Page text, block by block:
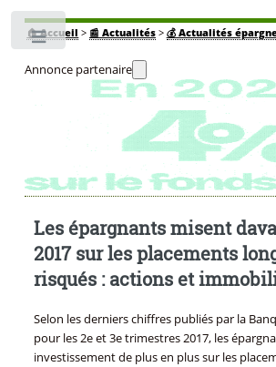
🏠Accueil > 📰 Actualités> 💰 Actualités
Annonce partenaire
Les épargnants misent
2017 sur les placements
risqués : actions et
Selon les derniers chiffres publiés par la
pour les 2e et 3e trimestres 2017, les
investissement de plus en plus sur les
Toggle